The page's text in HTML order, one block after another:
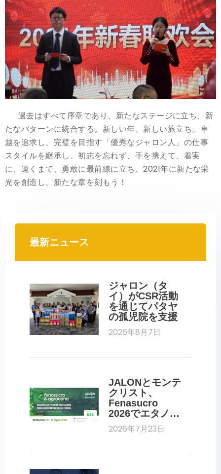
過去はすべて序章であり、新たなステージに立ち、新
たなパターンに統合する。新しい年、新しい旅立ち。卓
越を追求し、完璧を目指す「優秀なジャロン人」の仕事
スタイルを継承し、初志を忘れず、手を携えて、着実
に、遠くまで、勇敢に最前線に立ち、2021年に新たな栄
光を創造し、新たな章を刻もう！
最新ニュース
ジャロン（タ
イ）がCSR活動
を通じてパタヤ
の孤児院を支援
2026年8月7日
JALONとモンテ
クリスト、
Fenasucro
2026でエタノー
ル脱水用分子ふ
るいを展示
2026年7月23日